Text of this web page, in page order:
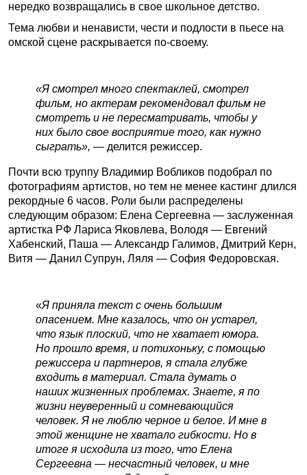
нередко возвращались в свое школьное детство.
Тема любви и ненависти, чести и подлости в пьесе на
омской сцене раскрывается по-своему.
«Я смотрел много спектаклей, смотрел
фильм, но актерам рекомендовал фильм не
смотреть и не пересматривать, чтобы у
них было свое восприятие того, как нужно
сыграть», — делится режиссер.
Почти всю труппу Владимир Вобликов подобрал по
фотографиям артистов, но тем не менее кастинг длился
рекордные 6 часов. Роли были распределены
следующим образом: Елена Сергеевна — заслуженная
артистка РФ Лариса Яковлева, Володя — Евгений
Хабенский, Паша — Александр Галимов, Дмитрий Керн,
Витя — Данил Супрун, Ляля — София Федоровская.
«Я приняла текст с очень большим
опасением. Мне казалось, что он устарел,
что язык плоский, что не хватает юмора.
Но прошло время, и потихоньку, с помощью
режиссера и партнеров, я стала глубже
входить в материал. Стала думать о
наших жизненных проблемах. Знаете, я по
жизни неуверенный и сомневающийся
человек. Я не люблю черное и белое. И мне в
этой женщине не хватало гибкости. Но в
итоге я исходила из того, что Елена
Сергеевна — несчастный человек, и мне